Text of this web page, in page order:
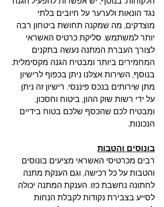
נגד הונאות ולערער על חיובים בלתי
מוצדקים, מה שמקנה תחושת ביטחון רבה
יותר למשתמש. סליקת כרטיס האשראי
לצורך העברת המתנה נעשה בתקנים
המחמירים ביותר ומבטיח הגנה מקסימלית.
בנוסף, השירות אצלנו ניתן בכפוף לרישיון
מתן שירותים בנכס פיננסי. רישיון זה ניתן
על ידי רשות שוק ההון, ביטוח וחסכון,
ומבטיח לכם שהכסף שלכם בטוח בידיים
הנכונות.
בונוסים והטבות
רבים מכרטיסי האשראי מציעים בונוסים
והטבות על כל רכישה, וגם הענקת מתנה
לחתונה נחשבת כזו. הענקת המתנה יכולה
לסייע בצבירת נקודות לקבלת הנחות